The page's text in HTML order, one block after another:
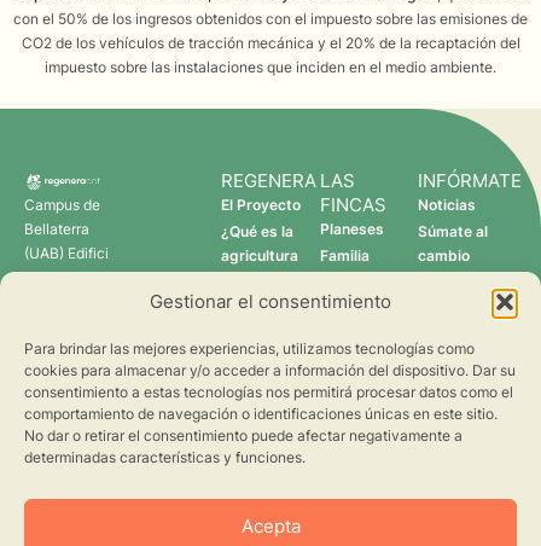
Gestionar el consentimiento
Para brindar las mejores experiencias, utilizamos tecnologías como
cookies para almacenar y/o acceder a información del dispositivo. Dar su
consentimiento a estas tecnologías nos permitirá procesar datos como el
comportamiento de navegación o identificaciones únicas en este sitio.
No dar o retirar el consentimiento puede afectar negativamente a
determinadas características y funciones.
Acepta
con el 50% de los ingresos obtenidos con el impuesto sobre las emisiones de
CO2 de los vehículos de tracción mecánica y el 20% de la recaptación del
impuesto sobre las instalaciones que inciden en el medio ambiente.
Campus de
Bellaterra
(UAB) Edifici
C 08193
regenera@creaf.uab.cat
REGENERA
El Proyecto
¿Qué es la
agricultura
Quién somos
LAS
FINCAS
Planeses
Familia
Verdcamp
Pomona
Fruits
INFÓRMATE
Noticias
Súmate al
cambio